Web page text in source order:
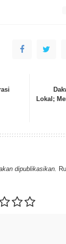
Lokal;
dipublikasikan.